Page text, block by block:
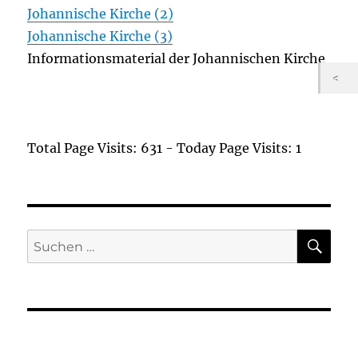
Johannische Kirche (2)
Johannische Kirche (3)
Informationsmaterial der Johannischen Kirche
Total Page Visits: 631 - Today Page Visits: 1
Suchen
nach: